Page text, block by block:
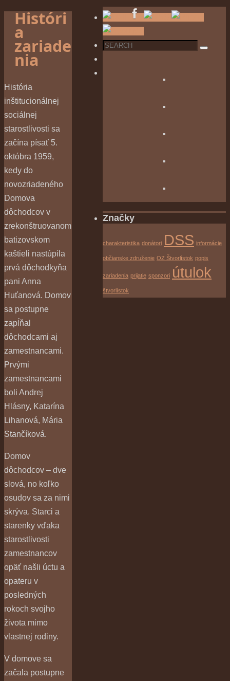
Históri
a
zariade
nia
História
inštitucionálnej
sociálnej
starostlivosti sa
začína písať 5.
októbra 1959,
kedy do
novozriadeného
Domova
dôchodcov v
zrekonštruovanom
batizovskom
kaštieli nastúpila
prvá dôchodkyňa
pani Anna
Huťanová. Domov
sa postupne
zapĺňal
dôchodcami aj
zamestnancami.
Prvými
zamestnancami
boli Andrej
Hlásny, Katarína
Lihanová, Mária
Stančíková.
Domov
dôchodcov – dve
slová, no koľko
osudov sa za nimi
skrýva. Starci a
starenky vďaka
starostlivosti
zamestnancov
opäť našli úctu a
opateru v
posledných
rokoch svojho
života mimo
vlastnej rodiny.
V domove sa
začala postupne
Search
Search
Značky
charakteristika donátori DSS informácie
občianske združenie OZ Štvorlístok popis
zariadenia prijatie sponzori útulok
štvorlístok